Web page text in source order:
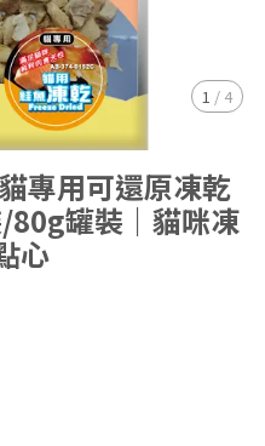
1 / 4
專用可還原凍乾
80g罐裝｜貓咪凍
心